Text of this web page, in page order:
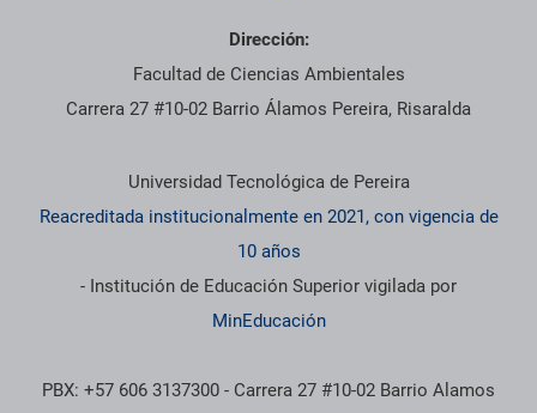
Dirección:
Facultad de Ciencias Ambientales
Carrera 27 #10-02 Barrio Álamos Pereira, Risaralda
Información institucional
Universidad Tecnológica de Pereira
Reacreditada institucionalmente en 2021, con vigencia de
10 años
- Institución de Educación Superior vigilada por
MinEducación
PBX: +57 606 3137300 - Carrera 27 #10-02 Barrio Alamos